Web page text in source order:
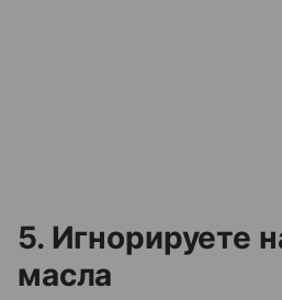
5. Игнорируете
масла